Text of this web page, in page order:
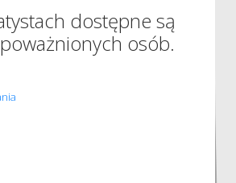
dostępne są
osób.